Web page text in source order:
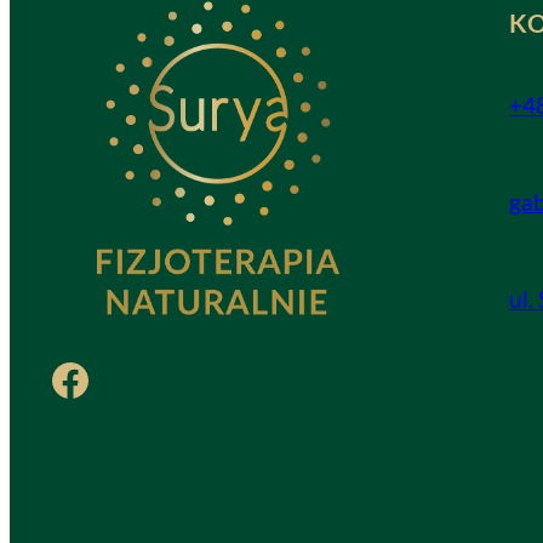
Facebook
ul.